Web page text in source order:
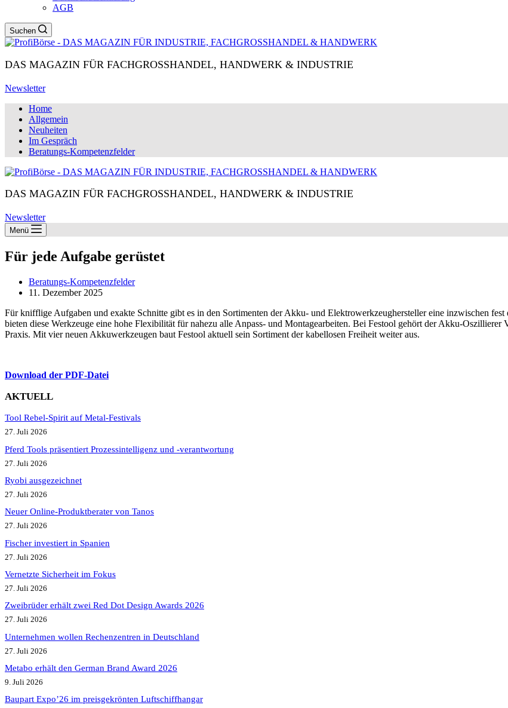
AGB
Suchen
DAS MAGAZIN FÜR FACHGROSSHANDEL, HANDWERK & INDUSTRIE
Newsletter
Home
Allgemein
Neuheiten
Im Gespräch
Beratungs-Kompetenzfelder
DAS MAGAZIN FÜR FACHGROSSHANDEL, HANDWERK & INDUSTRIE
Newsletter
Menü
Für jede Aufgabe gerüstet
Beratungs-Kompetenzfelder
11. Dezember 2025
Für knifflige Aufgaben und exakte Schnitte gibt es in den Sortimenten der Akku- und Elektrowerkzeughersteller eine inzwischen
bieten diese Werkzeuge eine hohe Flexibilität für nahezu alle Anpass- und Montagearbeiten. Bei Festool gehört der Akku-
Praxis. Mit vier neuen Akkuwerkzeugen baut Festool aktuell sein Sortiment der kabellosen Freiheit weiter aus.
Download der PDF-Datei
AKTUELL
Tool Rebel-Spirit auf Metal-Festivals
27. Juli 2026
Pferd Tools präsentiert Prozessintelligenz und -verantwortung
27. Juli 2026
Ryobi ausgezeichnet
27. Juli 2026
Neuer Online-Produktberater von Tanos
27. Juli 2026
Fischer investiert in Spanien
27. Juli 2026
Vernetzte Sicherheit im Fokus
27. Juli 2026
Zweibrüder erhält zwei Red Dot Design Awards 2026
27. Juli 2026
Unternehmen wollen Rechenzentren in Deutschland
27. Juli 2026
Metabo erhält den German Brand Award 2026
9. Juli 2026
Baupart Expo’26 im preisgekrönten Luftschiffhangar